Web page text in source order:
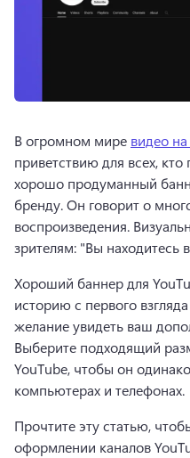
В огромном мире видео
приветствию для всех,
хорошо продуманный
бренду. Он говорит о
воспроизведения.
зрителям: "Вы находитесь
Хороший баннер для
историю с первого
Выберите подходящий
YouTube, чтобы он
компьютерах и телефонах.
Прочтите эту статью,
оформлении каналов